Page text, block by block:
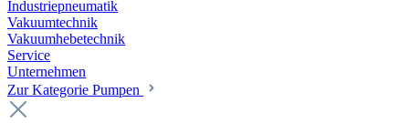
Industriepneumatik
Vakuumtechnik
Vakuumhebetechnik
Service
Unternehmen
Zur Kategorie Pumpen